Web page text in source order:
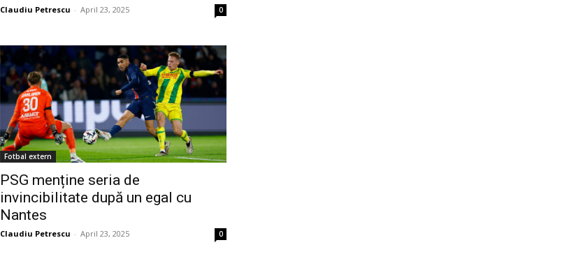
Claudiu Petrescu - April 23, 2025 0
Fotbal extern
PSG menține seria de
invincibilitate după un egal cu
Nantes
Claudiu Petrescu - April 23, 2025 0